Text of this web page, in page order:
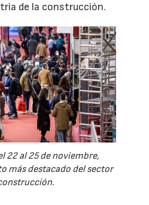
de la construcción.
22 al 25 de noviembre,
más destacado del sector